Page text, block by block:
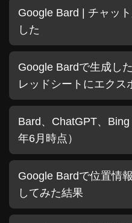
Google Bard | チャッ
した
Google Bardで生成し
レッドシートにエクス
Bard、ChatGPT、
年6月時点）
Google Bardで位置情
してみた結果